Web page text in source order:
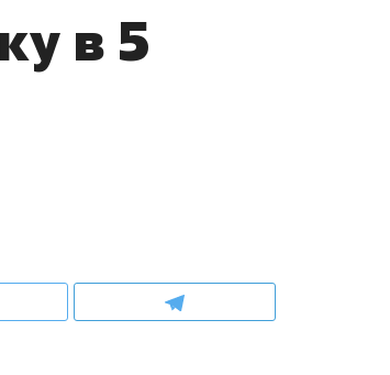
в 5
росте цен, дотошных
запросах мастеров